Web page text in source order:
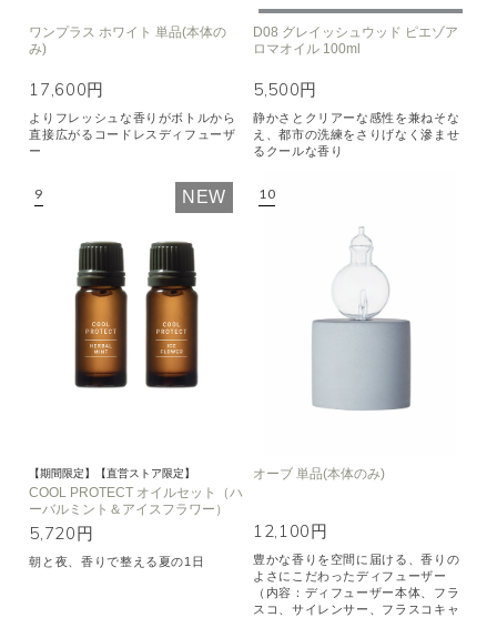
ワンプラス ホワイト 単品(本体の
み)
17,600円
よりフレッシュな香りがボトルから
直接広がるコードレスディフューザ
ー
D08 グレイッシュウッド ピエゾア
ロマオイル 100ml
5,500円
静かさとクリアーな感性を兼ねそな
え、都市の洗練をさりげなく滲ませ
るクールな香り
NEW
【期間限定】【直営ストア限定】
COOL PROTECT オイルセット（ハ
ーバルミント＆アイスフラワー）
5,720円
朝と夜、香りで整える夏の1日
オーブ 単品(本体のみ)
12,100円
豊かな香りを空間に届ける、香りの
よさにこだわったディフューザー
（内容：ディフューザー本体、フラ
スコ、サイレンサー、フラスコキャ